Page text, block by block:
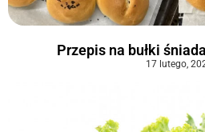
Przepis na bułki
17 lutego,